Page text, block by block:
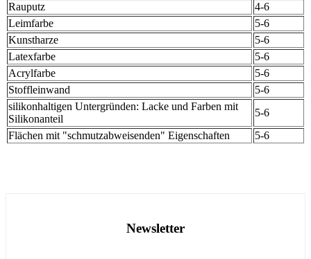
Rauputz
4-6
Leimfarbe
5-6
Kunstharze
5-6
Latexfarbe
5-6
Acrylfarbe
5-6
Stoffleinwand
5-6
silikonhaltigen Untergründen: Lacke und Farben mit
Silikonanteil
5-6
Flächen mit "schmutzabweisenden" Eigenschaften
5-6
Newsletter